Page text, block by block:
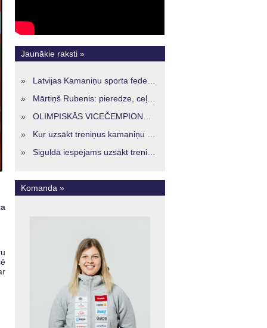
Jaunākie raksti »
» Latvijas Kamaniņu sporta federācijā ievēlēta vadība nākamajam četru gadu termiņam
» Mārtiņš Rubenis: pieredze, ceļš un skatījums uz Latvijas kamaniņu sportu
»OLIMPISKĀS VICEČEMPIONES ENERĢIJA TURPINĀS ARĪ STARPSEZONĀ
» Kur uzsākt treniņus kamaniņu sportā Latvijā? Iespējas jaunajiem sportistiem visos reģionos
»Siguldā iespējams uzsākt treniņus kamaniņu sportā – vide, kur veidojas nākamā sportistu paaudze
Komanda »